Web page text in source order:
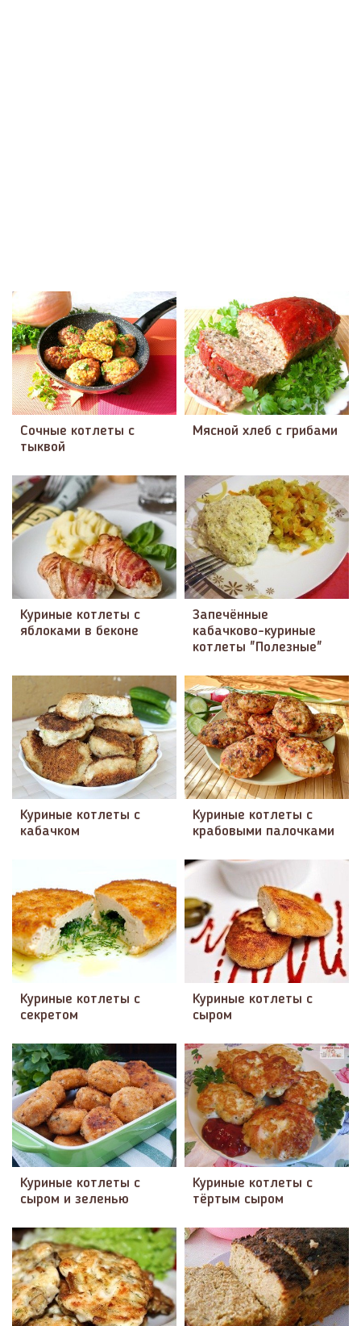
Сочные котлеты с
тыквой
Мясной хлеб с грибами
Куриные котлеты с
яблоками в беконе
Запечённые
кабачково-куриные
котлеты "Полезные"
Куриные котлеты с
кабачком
Куриные котлеты с
крабовыми палочками
Куриные котлеты с
секретом
Куриные котлеты с
сыром
Куриные котлеты с
сыром и зеленью
Куриные котлеты с
тёртым сыром